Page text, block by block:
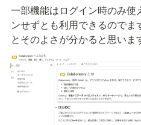
一部機能はログイン時のみ使
ンせずとも利用できるので
とそのよさが分かると思いま